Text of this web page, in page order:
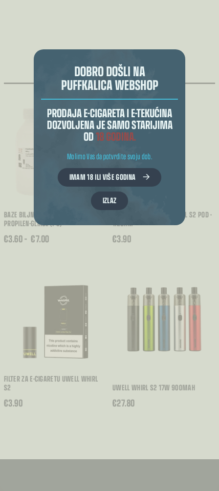
DOBRO DOŠLI NA
PUFFKALICA WEBSHOP
PRODAJA E-CIGARETA I E-TEKUĆINA
DOZVOLJENA JE SAMO STARIJIMA
OD18 GODINA.
Molimo Vas da potvrdite svoju dob.
IMAM 18 ILI VIŠE GODINA
IZLAZ
POVEZANI PROIZVODI
BAZE BILJNI-GLICEROL (VG) I
PROPILEN-GLIKOL (PG)
€3.60– €7.00
RASPON
GRIJAČ GLAVE UWELL WHIRL S2 POD -
1.2OHM
€3.90
FILTER ZA E-CIGARETU UWELL WHIRL
S2
€3.90
UWELL WHIRL S2 17W 900MAH
€27.80